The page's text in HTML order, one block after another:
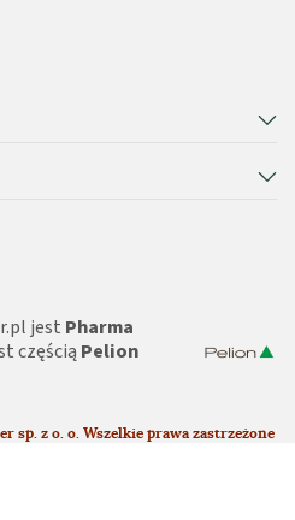
jest Pharma
częścią Pelion
sp. z o. o. Wszelkie prawa zastrzeżone